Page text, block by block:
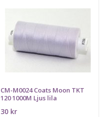
CM-M0024 Coats Moon TKT
120 1000M Ljus lila
30 kr